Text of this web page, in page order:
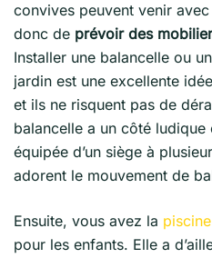
convives peuvent venir
donc de prévoir des
Installer une balancelle ou
jardin est une excellente
et ils ne risquent pas de
balancelle a un côté
équipée d’un siège à
adorent le mouvement de
Ensuite, vous avez la piscine
pour les enfants. Elle a